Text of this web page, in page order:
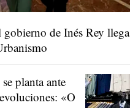
de Inés Rey llega
planta ante
«O